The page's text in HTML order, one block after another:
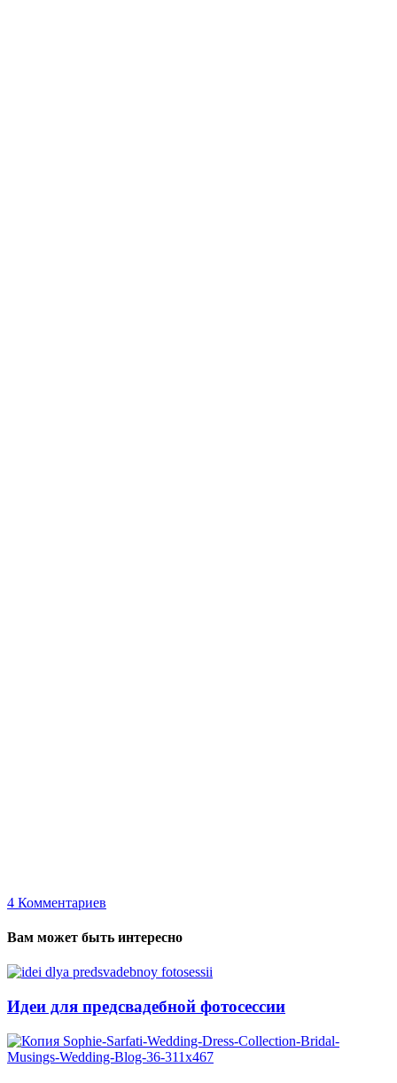
4 Комментариев
Вам может быть интересно
Идеи для предсвадебной фотосессии